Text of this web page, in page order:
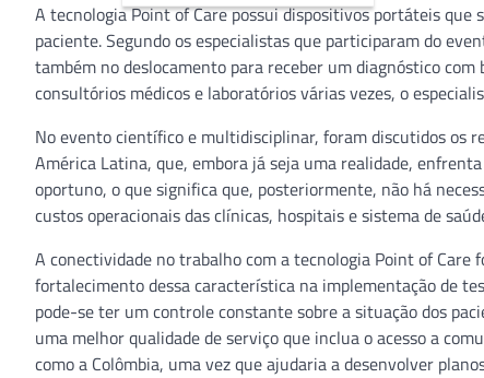
A tecnologia Point of Care possui dispositivos portáteis
paciente. Segundo os especialistas que participaram do
também no deslocamento para receber um diagnóstico
consultórios médicos e laboratórios várias vezes, o
No evento científico e multidisciplinar, foram discutidos os
América Latina, que, embora já seja uma realidade,
oportuno, o que significa que, posteriormente, não há
custos operacionais das clínicas, hospitais e sistema de
A conectividade no trabalho com a tecnologia Point of Care
fortalecimento dessa característica na implementação de
pode-se ter um controle constante sobre a situação dos
uma melhor qualidade de serviço que inclua o acesso a
como a Colômbia, uma vez que ajudaria a desenvolver